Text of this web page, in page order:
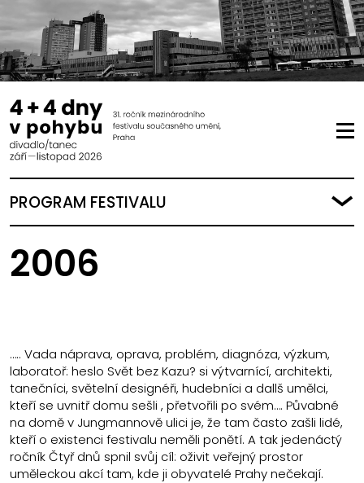
PROGRAM FESTIVALU
2006
….. Vada náprava, oprava, problém, diagnóza, výzkum,
laboratoř: heslo Svět bez Kazu? si výtvarnící, architekti,
tanečníci, světelní designéři, hudebníci a dallš umělci,
kteří se uvnitř domu sešli , přetvořili po svém…. Půvabné
na domě v Jungmannově ulici je, že tam často zašli lidé,
kteří o existenci festivalu neměli ponětí. A tak jedenáctý
ročník Čtyř dnů spnil svůj cíl: oživit veřejný prostor
uměleckou akcí tam, kde ji obyvatelé Prahy nečekají.